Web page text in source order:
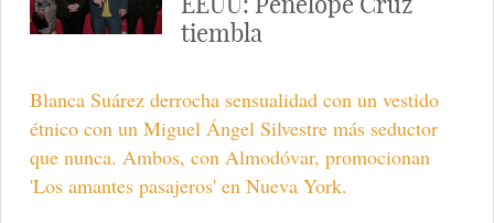
tiembla
Blanca Suárez derrocha sensualidad con un vestido
étnico con un Miguel Ángel Silvestre más seductor
que nunca. Ambos, con Almodóvar, promocionan
'Los amantes pasajeros' en Nueva York.